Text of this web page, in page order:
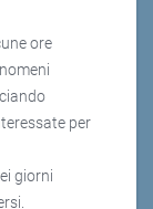
ore
per
giorni